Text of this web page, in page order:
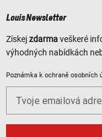
Louis Newsletter
Získejzdarmaveškeré
výhodných nabídkách
Poznámka k ochraně osobních
Tvoje emailová